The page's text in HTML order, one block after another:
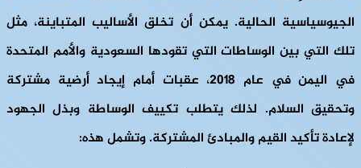
الجيوسياسية الحالية. يمكن أن تخلق الأساليب المتباينة، مثل
تلك التي بين الوساطات التي تقودها السعودية والأمم المتحدة
في اليمن في عام 2018، عقبات أمام إيجاد أرضية مشتركة
وتحقيق السلام. لذلك يتطلب تكييف الوساطة وبذل الجهود
لإعادة تأكيد القيم والمبادئ المشتركة. وتشمل هذه: